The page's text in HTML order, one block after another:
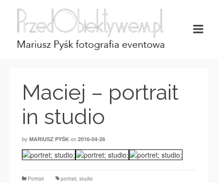
Maciej – portrait
in studio
by MARIUSZ PYŚK on 2016-04-26
Portrait portrait, studio